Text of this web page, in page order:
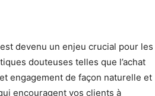
devenu un enjeu crucial pour les
douteuses telles que l’achat
engagement de façon naturelle et
encouragent vos clients à